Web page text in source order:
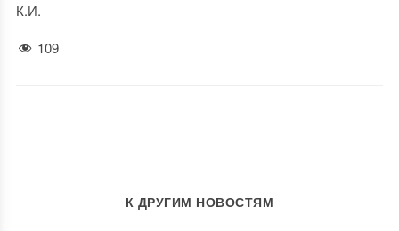
К.И.
109
К ДРУГИМ НОВОСТЯМ